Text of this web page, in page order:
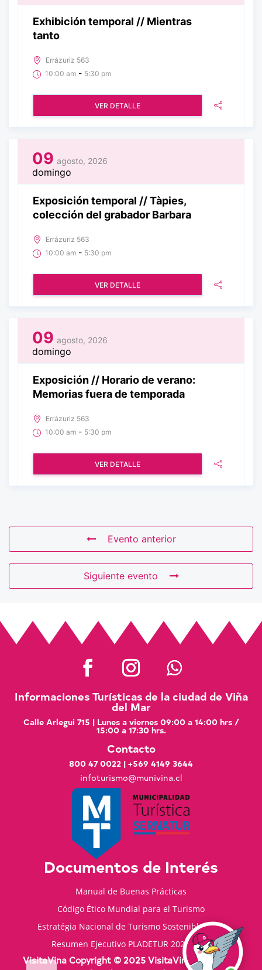
Exhibición temporal // Mientras
tanto
Errázuriz 563
10:00 am - 5:30 pm
VER DETALLE
09 agosto, 2026
domingo
Exposición temporal // Tàpies,
colección del grabador Barbara
Errázuriz 563
10:00 am - 5:30 pm
VER DETALLE
09 agosto, 2026
domingo
Exposición // Horario de verano:
Memorias fuera de temporada
Errázuriz 563
10:00 am - 5:30 pm
VER DETALLE
Evento anterior
Siguiente evento
Informaciones Turísticas de la ciudad de Viña
del Mar
Calle Arlegui 715 | Lunes a viernes 09:00 a 14:00 hrs /
15:00 a 17:30 hrs.
Contacto
800 47 0022 | +569 4149 3644
infoturismo@munivina.cl
Documentos de Interés
Manual de Buenas Prácticas
Código Ético Mundial para el Turismo
Estratégia Nacional de Turismo Sostenible 2035
Resumen Ejecutivo PLADETUR 2025-2023
VisitaVina Copyright © 2025 VisitaVina - Todos los